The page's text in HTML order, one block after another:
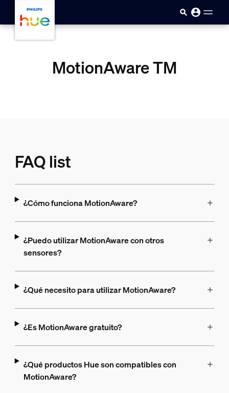
MotionAware TM
FAQ list
¿Cómo funciona MotionAware?
¿Puedo utilizar MotionAware con otros
sensores?
¿Qué necesito para utilizar MotionAware?
¿Es MotionAware gratuito?
¿Qué productos Hue son compatibles con
MotionAware?